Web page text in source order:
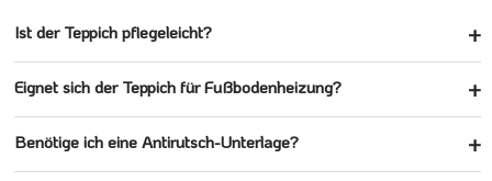
Ist der Teppich pflegeleicht?
Eignet sich der Teppich für Fußbodenheizung?
Benötige ich eine Antirutsch-Unterlage?